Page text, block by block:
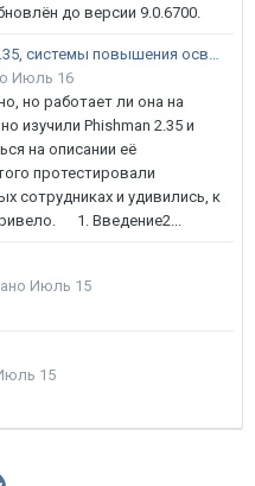
до версии 9.0.6700.
Тестирование Phishman 2.35, системы повышения осведомлённости пользователей в сфере ИБ
Июль 16
но работает ли она на
изучили Phishman 2.35 и
на описании её
протестировали
сотрудниках и удивились, к
1. Введение2...
Июль 15
15